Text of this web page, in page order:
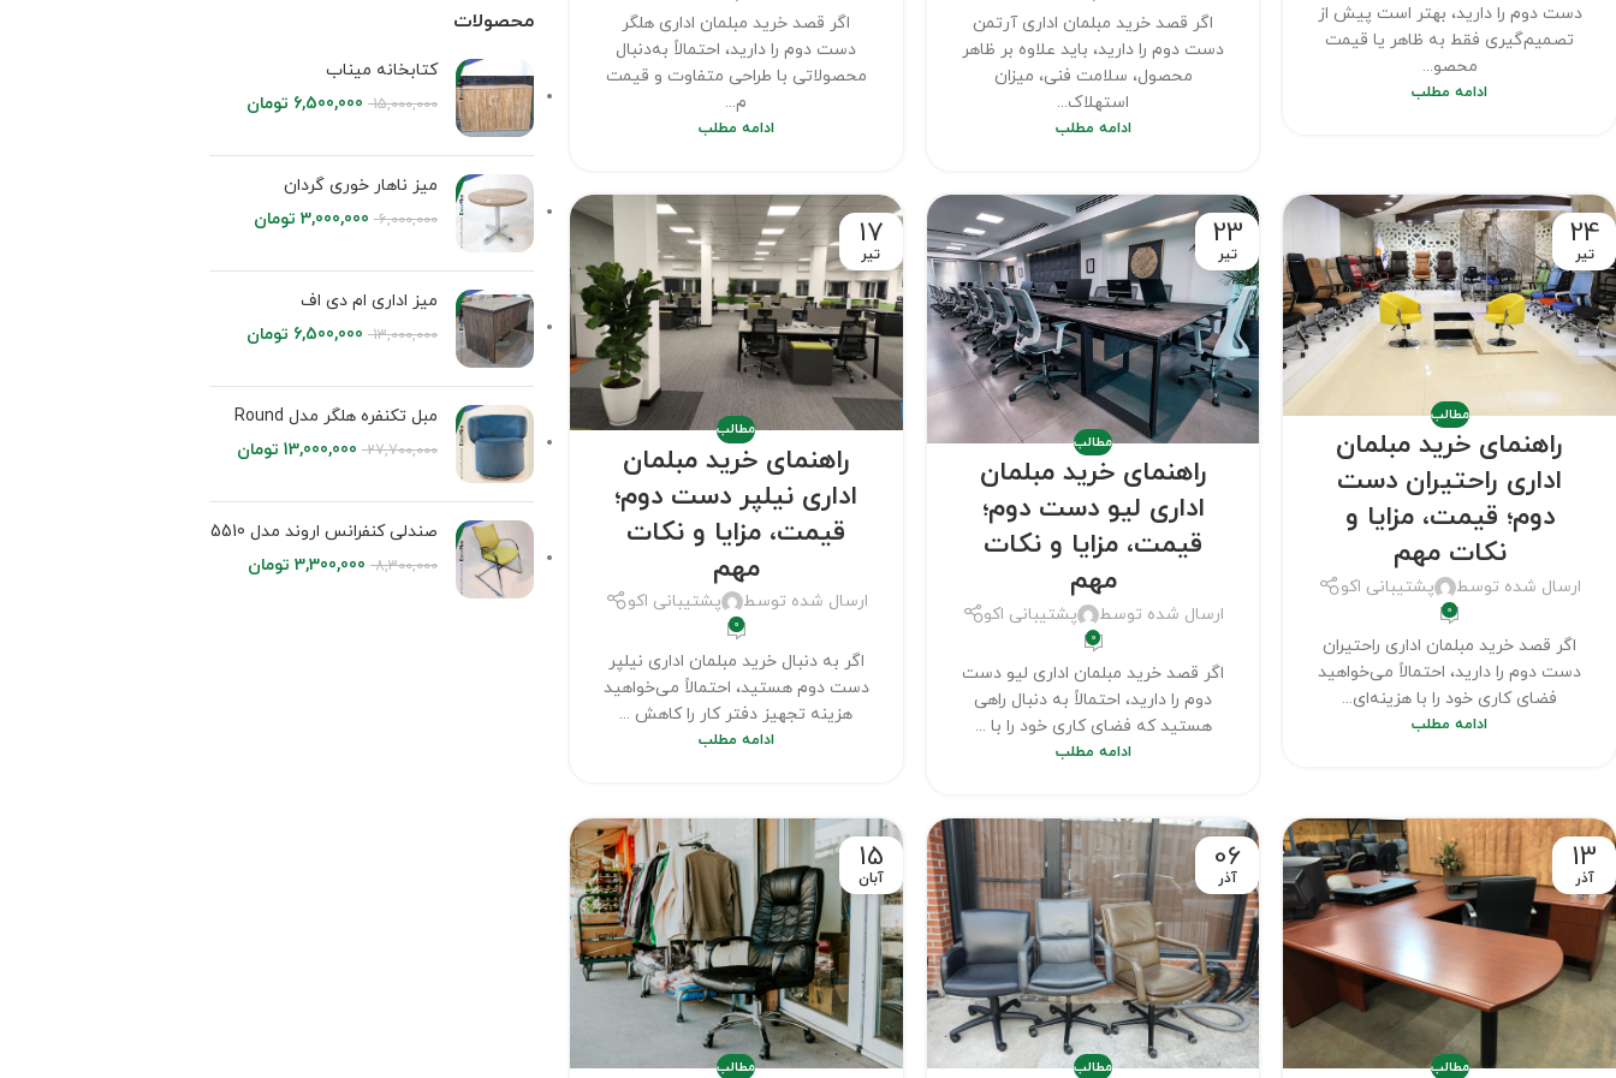
دست دوم را دارید، بهتر است پیش از
تصمیم‌گیری فقط به ظاهر یا قیمت
محصو...
ادامه مطلب
اگر قصد خرید مبلمان اداری آرتمن
دست دوم را دارید، باید علاوه بر ظاهر
محصول، سلامت فنی، میزان
استهلاک...
ادامه مطلب
اگر قصد خرید مبلمان اداری هلگر
دست دوم را دارید، احتمالاً به‌دنبال
محصولاتی با طراحی متفاوت و قیمت
م...
ادامه مطلب
24
تیر
مطالب
راهنمای خرید مبلمان
اداری راحتیران دست
دوم؛ قیمت، مزایا و
نکات مهم
ارسال شده توسط پشتیبانی اکو
0
اگر قصد خرید مبلمان اداری راحتیران
دست دوم را دارید، احتمالاً می‌خواهید
فضای کاری خود را با هزینه‌ای...
ادامه مطلب
23
تیر
مطالب
راهنمای خرید مبلمان
اداری لیو دست دوم؛
قیمت، مزایا و نکات
مهم
ارسال شده توسط پشتیبانی اکو
0
اگر قصد خرید مبلمان اداری لیو دست
دوم را دارید، احتمالاً به دنبال راهی
هستید که فضای کاری خود را با ...
ادامه مطلب
17
تیر
مطالب
راهنمای خرید مبلمان
اداری نیلپر دست دوم؛
قیمت، مزایا و نکات
مهم
ارسال شده توسط پشتیبانی اکو
0
اگر به دنبال خرید مبلمان اداری نیلپر
دست دوم هستید، احتمالاً می‌خواهید
هزینه تجهیز دفتر کار را کاهش ...
ادامه مطلب
13
آذر
مطالب
06
آذر
مطالب
15
آبان
مطالب
محصولات
کتابخانه میناب
15,000,000
6,500,000 تومان
میز ناهار خوری گردان
6,000,000
3,000,000 تومان
میز اداری ام دی اف
13,000,000
6,500,000 تومان
مبل تکنفره هلگر مدل Round
27,700,000
13,000,000 تومان
صندلی کنفرانس اروند مدل 5510
8,300,000
3,300,000 تومان